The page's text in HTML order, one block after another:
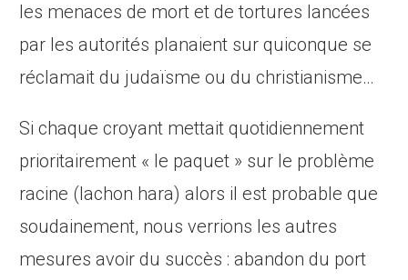
les menaces de mort et de tortures lancées
par les autorités planaient sur quiconque se
réclamait du judaïsme ou du christianisme…
Si chaque croyant mettait quotidiennement
prioritairement « le paquet » sur le problème
racine (lachon hara) alors il est probable que
soudainement, nous verrions les autres
mesures avoir du succès : abandon du port